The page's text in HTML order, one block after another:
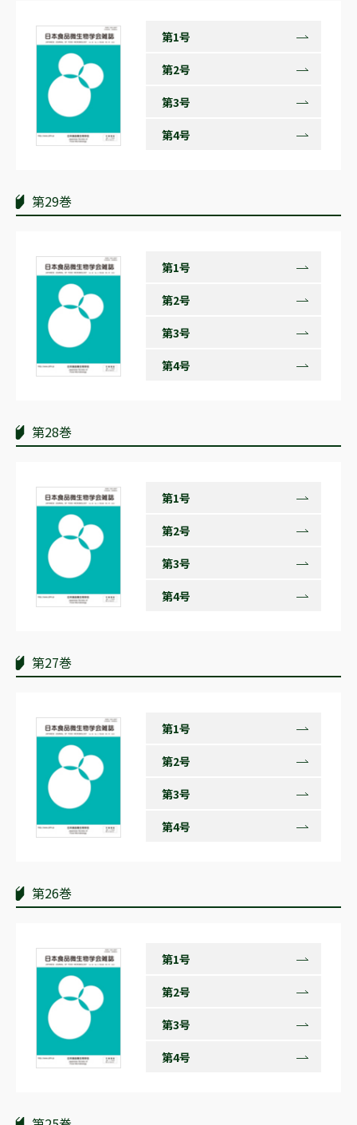
第1号
第2号
第3号
第4号
第29巻
第1号
第2号
第3号
第4号
第28巻
第1号
第2号
第3号
第4号
第27巻
第1号
第2号
第3号
第4号
第26巻
第1号
第2号
第3号
第4号